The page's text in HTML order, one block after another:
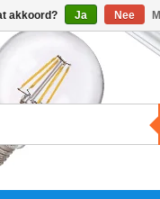
akkoord? Ja Nee